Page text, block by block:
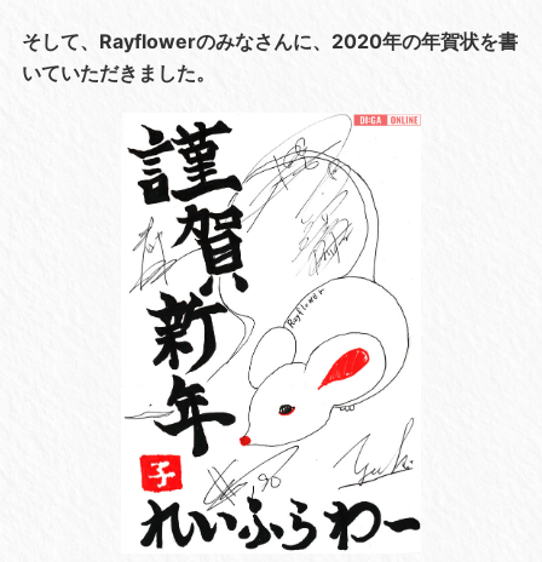
そして、Rayflowerのみなさんに、2020年の年賀状を書
いていただきました。